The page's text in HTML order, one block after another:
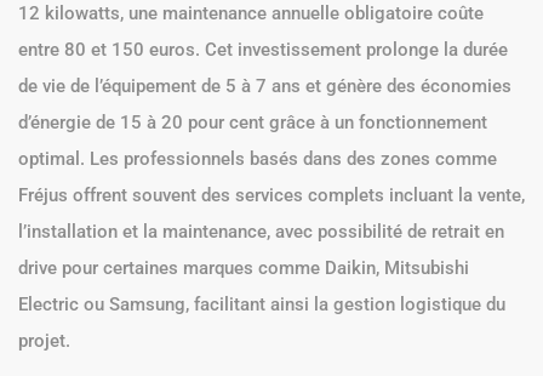
12 kilowatts, une maintenance annuelle obligatoire coûte
entre 80 et 150 euros. Cet investissement prolonge la durée
de vie de l’équipement de 5 à 7 ans et génère des économies
d’énergie de 15 à 20 pour cent grâce à un fonctionnement
optimal. Les professionnels basés dans des zones comme
Fréjus offrent souvent des services complets incluant la vente,
l’installation et la maintenance, avec possibilité de retrait en
drive pour certaines marques comme Daikin, Mitsubishi
Electric ou Samsung, facilitant ainsi la gestion logistique du
projet.